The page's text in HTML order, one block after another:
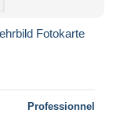
Fotokarte
Professionnel